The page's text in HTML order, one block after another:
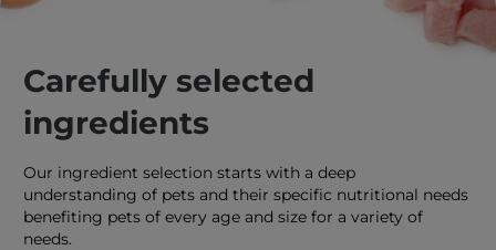
Carefully selected
ingredients
Our ingredient selection starts with a deep
understanding of pets and their specific nutritional needs
benefiting pets of every age and size for a variety of
needs.